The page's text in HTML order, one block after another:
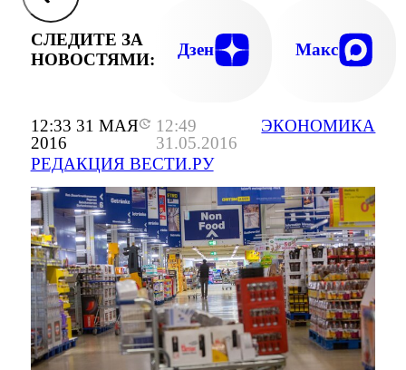
12:33 31 МАЯ
2016
12:49
31.05.2016
РЕДАКЦИЯ ВЕСТИ.РУ
ЭКОНОМИКА
СЛЕДИТЕ ЗА
НОВОСТЯМИ:
Дзен Макс